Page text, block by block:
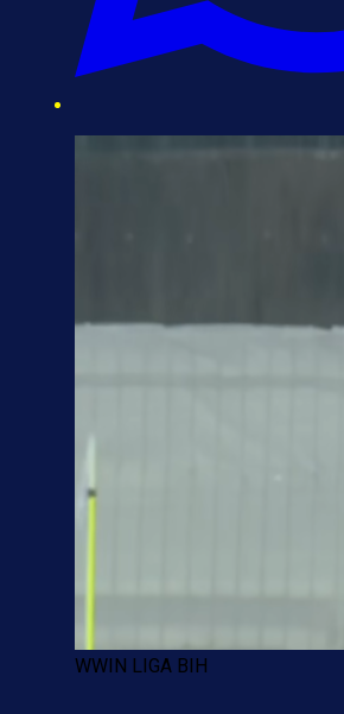
WWIN LIGA BIH